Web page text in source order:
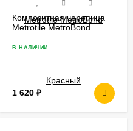
Композитная черепица
Metrotile MetroBond
В НАЛИЧИИ
1 620 ₽